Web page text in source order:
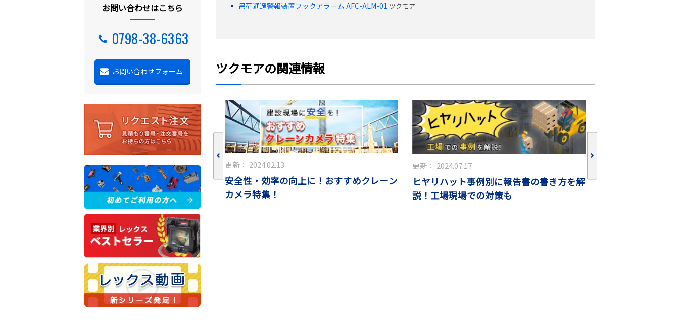
吊荷通過警報装置フックアラーム AFC-ALM-01 ツクモア
ツクモアの関連情報
2024.02.09
リスクアセスメントとは？簡単に意味を解
説！進め方・手法についても
更新： 2024.02.13
安全性・効率の向上に！おすすめクレーン
カメラ特集！
更新： 2024.07.17
ヒヤリハット事例別に報告書の書き方を解
説！工場現場での対策も
お問い合わせはこちら
0798-38-6363
お問い合わせフォーム